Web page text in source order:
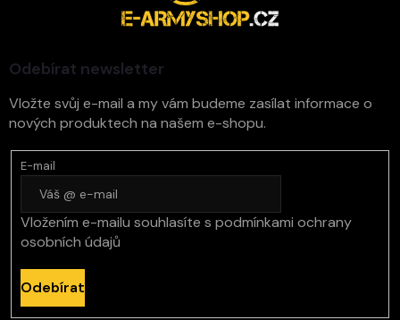
Odebírat newsletter
Vložte svůj e-mail a my vám budeme zasílat informace o
nových produktech na našem e-shopu.
E-mail
Vložením e-mailu souhlasíte s podmínkami ochrany
osobních údajů
Odebírat